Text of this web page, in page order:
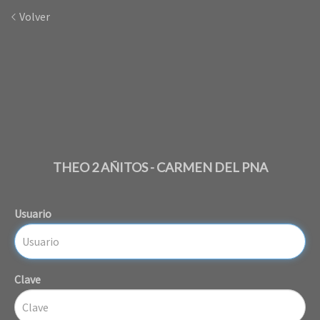
Volver
THEO 2 AÑITOS - CARMEN DEL PNA
Usuario
Clave